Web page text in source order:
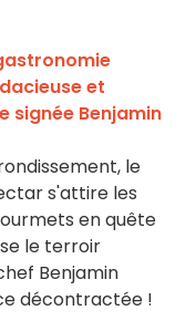
et
signée Benjamin
le
s'attire les
en quête
le terroir
Benjamin
décontractée !